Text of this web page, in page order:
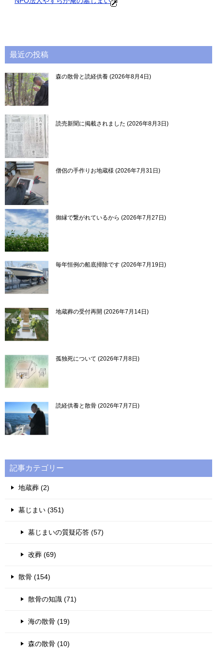
最近の投稿
森の散骨と読経供養 2026年8月4日
読売新聞に掲載されました 2026年8月3日
僧侶の手作りお地蔵様 2026年7月31日
御縁で繋がれているから 2026年7月27日
毎年恒例の船底掃除です 2026年7月19日
地蔵葬の受付再開 2026年7月14日
孤独死について 2026年7月8日
読経供養と散骨 2026年7月7日
記事カテゴリー
地蔵葬 (2)
墓じまい (351)
墓じまいの質疑応答 (57)
改葬 (69)
散骨 (154)
散骨の知識 (71)
海の散骨 (19)
森の散骨 (10)